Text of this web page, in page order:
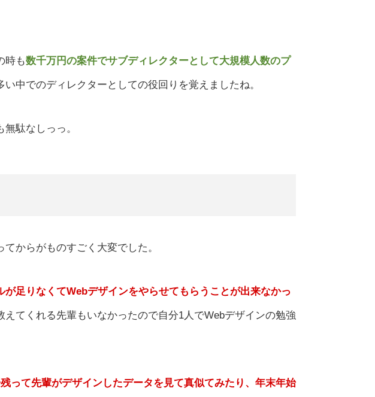
時も数千万円の案件でサブディレクターとして大規模人数のプ
中でのディレクターとしての役回りを覚えましたね。
駄なしっっ。
からがものすごく大変でした。
が足りなくてWebデザインをやらせてもらうことが出来なかっ
てくれる先輩もいなかったので自分1人でWebデザインの勉強
って先輩がデザインしたデータを見て真似てみたり、年末年始